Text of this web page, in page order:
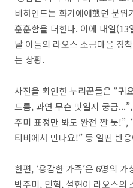
비하인드는 화기애애했던 분
훈훈함을 더한다. 이에 내일(13
날 이들의 라오스 소금마을 정
는 상황.
사진을 확인한 누리꾼들은 “귀
드름, 과연 무슨 맛일지 궁금
주미 표정만 봐도 완전 짤 듯!”,
티비에서 만나요!” 등 열띤 반
한편, ‘용감한 가족’은 6명의
박주미, 민혁, 설현이 라오스의